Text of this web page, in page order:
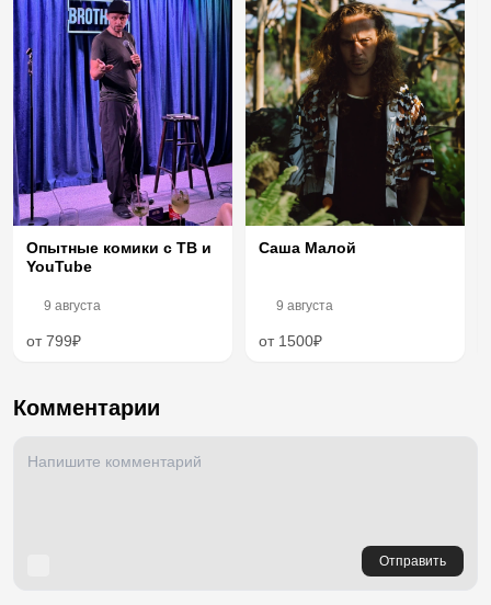
Опытные комики с ТВ и
YouTube
9 августа
от 799₽
Саша Малой
9 августа
от 1500₽
Комментарии
Отправить